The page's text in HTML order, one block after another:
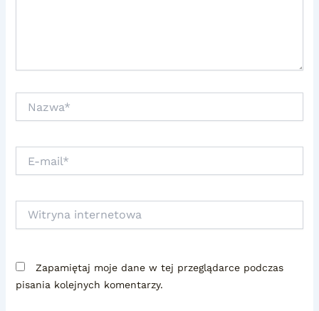
mail*
internetowa
Zapamiętaj moje dane w tej przeglądarce podczas
pisania kolejnych komentarzy.